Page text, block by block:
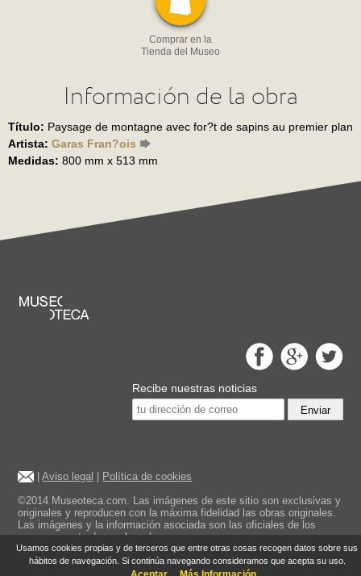
Usamos cookies propias y de terceros que entre otras cosas recogen datos sobre sus
hábitos de navegación. Si continúa navegando consideramos que acepta su uso.
Comprar en la
Tienda del Museo
Información de la obra
Título: Paysage de montagne avec for?t de sapins au premier plan
Artista: Garas Fran?ois
Medidas: 800 mm x 513 mm
Recibe nuestras noticias
Enviar
|Aviso legal
Política de cookies
©2014 Museoteca.com. Las imágenes de este sitio son exclusivas y
originales y reproducen con la máxima fidelidad las obras originales.
Las imágenes y la información asociada son las oficiales de los
museos mostrados en la web.